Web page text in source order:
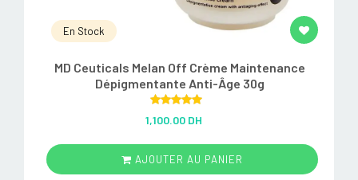
En Stock
MD Ceuticals Melan Off Crème Maintenance
Dépigmentante Anti-Âge 30g
out of 5
1,100.00 DH
AJOUTER AU PANIER